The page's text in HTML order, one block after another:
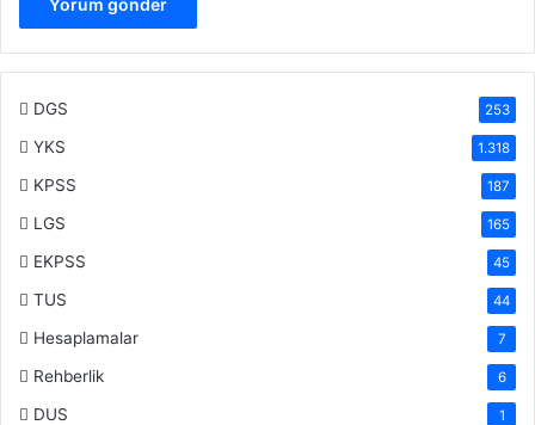
DGS 253
YKS 1.318
KPSS 187
LGS 165
EKPSS 45
TUS 44
Hesaplamalar 7
Rehberlik 6
DUS 1